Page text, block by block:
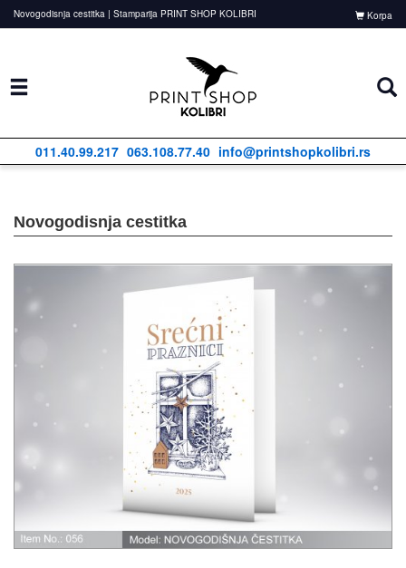
Novogodisnja cestitka | Stamparija PRINT SHOP KOLIBRI Korpa
011.40.99.217 063.108.77.40 info@printshopkolibri.rs
Novogodisnja cestitka